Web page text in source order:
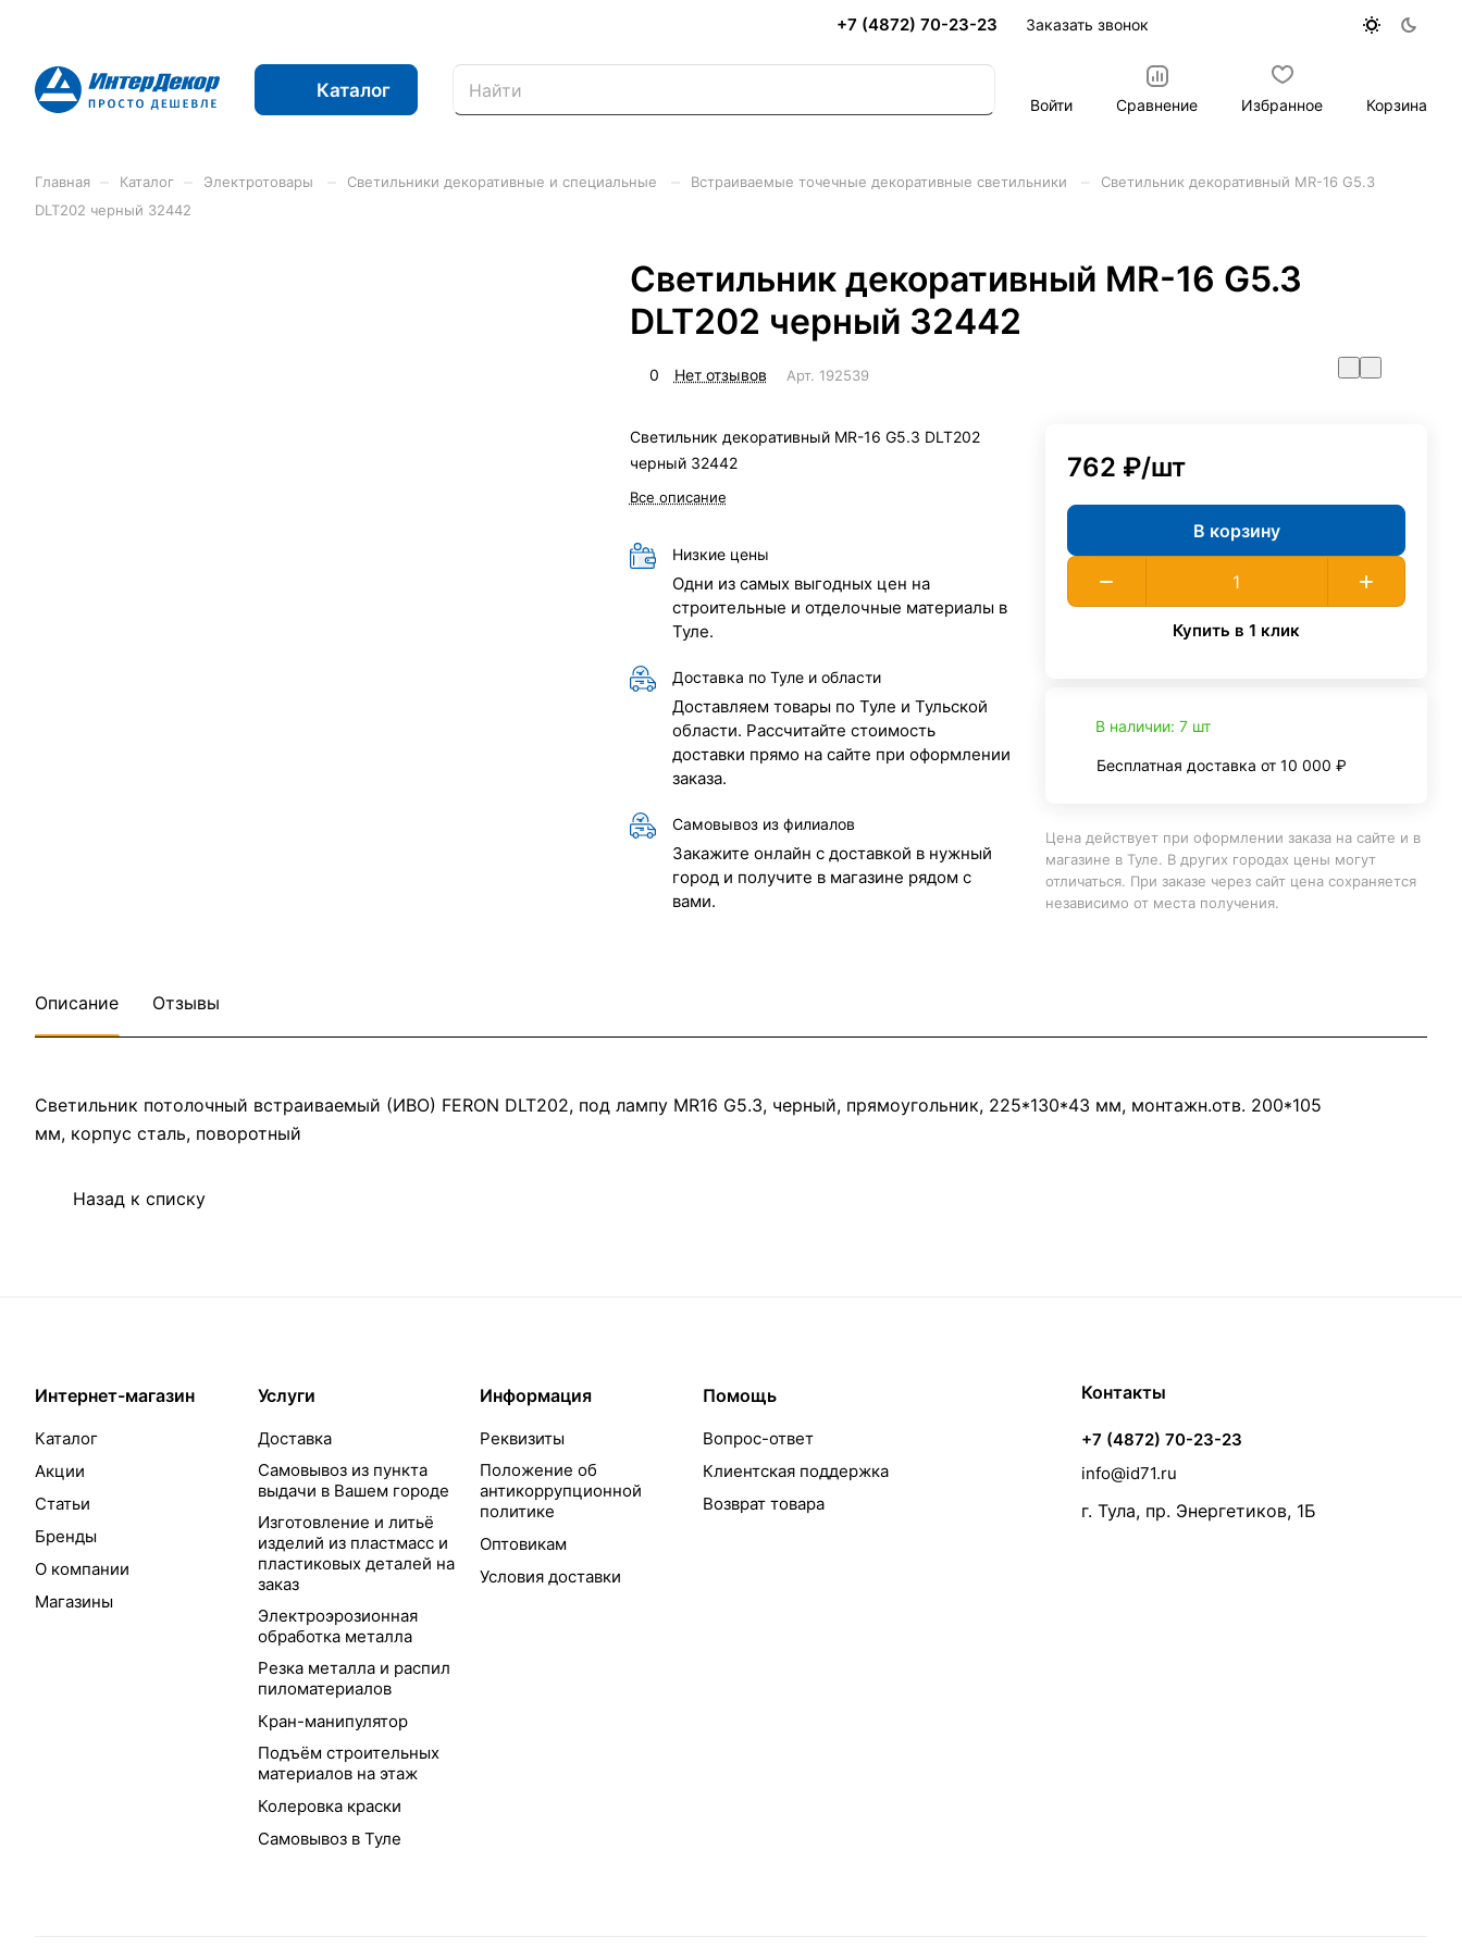
+7 (4872) 70-23-23 Заказать звонок
Каталог
Войти Сравнение Избранное Корзина
Главная Каталог Электротовары Светильники декоративные и специальные Встраиваемые точечные декоративные светильники
Светильник декоративный MR-16 G5.3
DLT202 черный 32442
Светильник декоративный MR-16 G5.3
DLT202 черный 32442
0 Нет отзывов Арт. 192539
Светильник декоративный MR-16 G5.3 DLT202
черный 32442
Все описание
Низкие цены
Одни из самых выгодных цен на
строительные и отделочные материалы в
Туле.
Доставка по Туле и области
Доставляем товары по Туле и Тульской
области. Рассчитайте стоимость
доставки прямо на сайте при оформлении
заказа.
Самовывоз из филиалов
Закажите онлайн с доставкой в нужный
город и получите в магазине рядом с
вами.
762 ₽/шт
В корзину
Купить в 1 клик
В наличии: 7 шт
Бесплатная доставка от 10 000 ₽
Цена действует при оформлении заказа на сайте и в
магазине в Туле. В других городах цены могут
отличаться. При заказе через сайт цена сохраняется
независимо от места получения.
Описание Отзывы
Светильник потолочный встраиваемый (ИВО) FERON DLT202, под лампу MR16 G5.3, черный, прямоугольник, 225*130*43 мм, монтажн.отв. 200*105
мм, корпус сталь, поворотный
Назад к списку
Интернет-магазин
Каталог
Акции
Статьи
Бренды
О компании
Магазины
Услуги
Доставка
Самовывоз из пункта
выдачи в Вашем городе
Изготовление и литьё
изделий из пластмасс и
пластиковых деталей на
заказ
Электроэрозионная
обработка металла
Резка металла и распил
пиломатериалов
Кран-манипулятор
Подъём строительных
материалов на этаж
Колеровка краски
Самовывоз в Туле
Информация
Реквизиты
Положение об
антикоррупционной
политике
Оптовикам
Условия доставки
Помощь
Вопрос-ответ
Клиентская поддержка
Возврат товара
Контакты
+7 (4872) 70-23-23
info@id71.ru
г. Тула, пр. Энергетиков, 1Б